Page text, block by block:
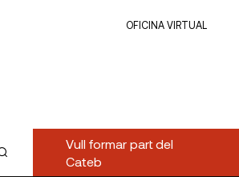
OFICINA VIRTUAL
Vull formar part del
Cateb